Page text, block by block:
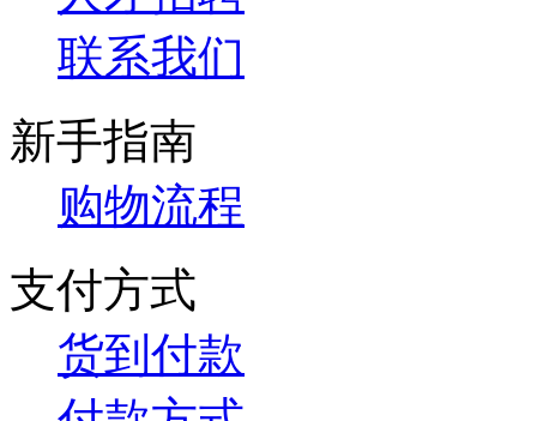
联系我们
新手指南
购物流程
支付方式
货到付款